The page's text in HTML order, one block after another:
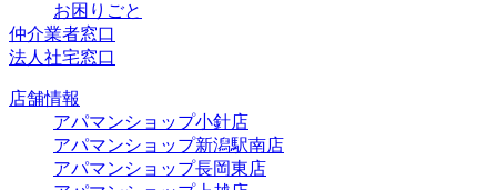
お困りごと
仲介業者窓口
法人社宅窓口
店舗情報
アパマンショップ小針店
アパマンショップ新潟駅南店
アパマンショップ長岡東店